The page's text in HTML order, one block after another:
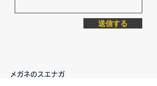
送信する
メガネのスエナガ